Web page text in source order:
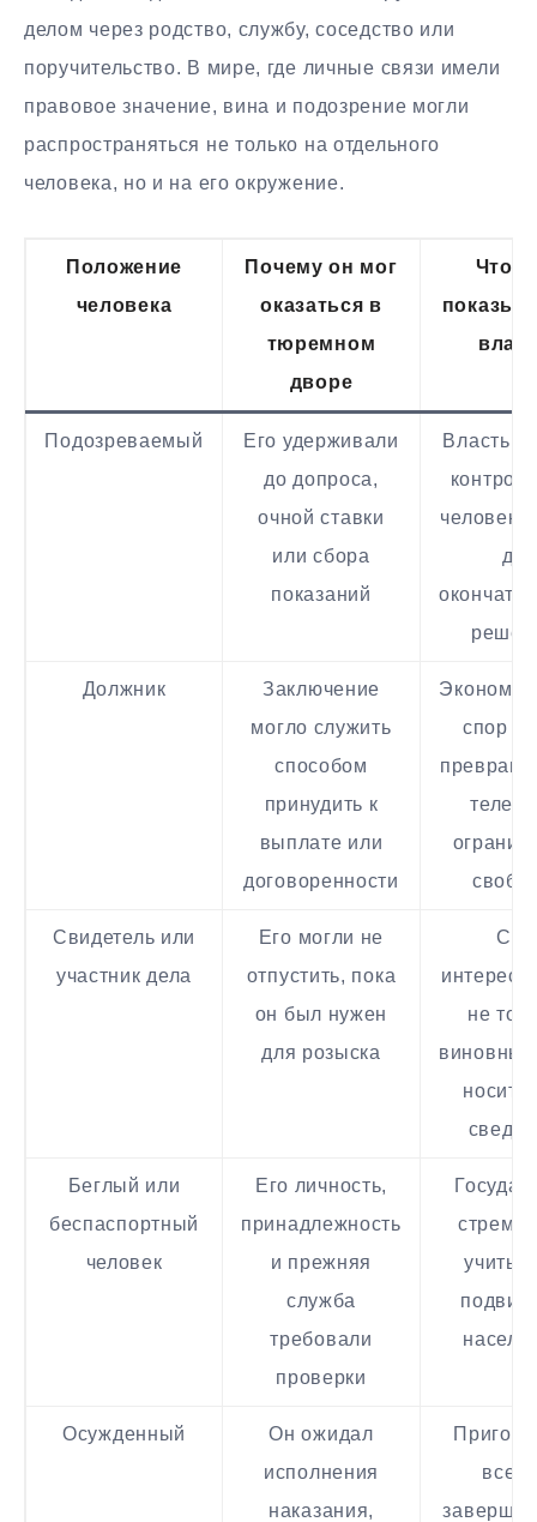
делом через родство, службу, соседство или
поручительство. В мире, где личные связи имели
правовое значение, вина и подозрение могли
распространяться не только на отдельного
человека, но и на его окружение.
Положение
человека
Почему он мог
оказаться в
тюремном
дворе
Что
Подозреваемый
Его удерживали
до допроса,
очной ставки
или сбора
показаний
Власть
до
Должник
Заключение
могло служить
способом
принудить к
выплате или
договоренности
спор
Свидетель или
участник дела
Его могли не
отпустить, пока
он был нужен
для розыска
Суд
не
Беглый или
беспаспортный
человек
Его личность,
принадлежность
и прежняя
служба
требовали
проверки
Осужденный
Он ожидал
исполнения
наказания,